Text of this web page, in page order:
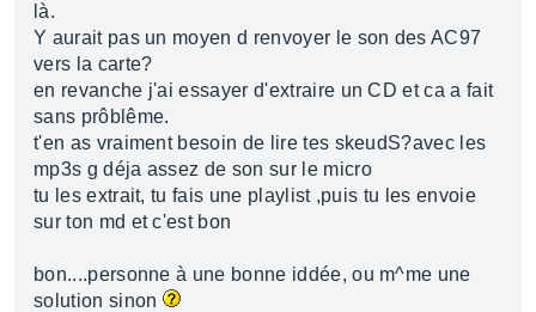
là.
Y aurait pas un moyen d renvoyer le son des AC97
vers la carte?
en revanche j'ai essayer d'extraire un CD et ca a fait
sans prôblême.
t'en as vraiment besoin de lire tes skeudS?avec les
mp3s g déja assez de son sur le micro
tu les extrait, tu fais une playlist ,puis tu les envoie
sur ton md et c'est bon
bon....personne à une bonne iddée, ou m^me une
solution sinon